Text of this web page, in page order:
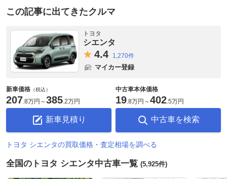
この記事に出てきたクルマ
トヨタ
シエンタ
4.4 1,270件
マイカー登録
新車価格 （税込）
207.8万円 ～385.2万円
新車見積り
中古車本体価格
19.8万円 ～402.5万円
中古車を検索
トヨタ シエンタの買取価格・査定相場を調べる
全国のトヨタ シエンタ中古車一覧 (5,925件)